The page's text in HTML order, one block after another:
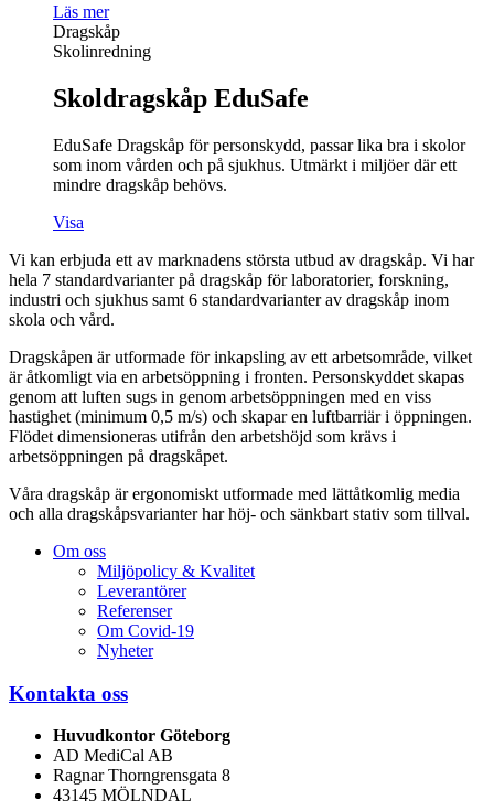
Läs mer
Dragskåp
Skolinredning
Skoldragskåp EduSafe
EduSafe Dragskåp för personskydd, passar lika bra i skolor
som inom vården och på sjukhus. Utmärkt i miljöer där ett
mindre dragskåp behövs.
Visa
Vi kan erbjuda ett av marknadens största utbud av dragskåp. Vi har
hela 7 standardvarianter på dragskåp för laboratorier, forskning,
industri och sjukhus samt 6 standardvarianter av dragskåp inom
skola och vård.
Dragskåpen är utformade för inkapsling av ett arbetsområde, vilket
är åtkomligt via en arbetsöppning i fronten. Personskyddet skapas
genom att luften sugs in genom arbetsöppningen med en viss
hastighet (minimum 0,5 m/s) och skapar en luftbarriär i öppningen.
Flödet dimensioneras utifrån den arbetshöjd som krävs i
arbetsöppningen på dragskåpet.
Våra dragskåp är ergonomiskt utformade med lättåtkomlig media
och alla dragskåpsvarianter har höj- och sänkbart stativ som tillval.
Om oss
Miljöpolicy & Kvalitet
Leverantörer
Referenser
Om Covid-19
Nyheter
Kontakta oss
Huvudkontor Göteborg
AD MediCal AB
Ragnar Thorngrensgata 8
43145 MÖLNDAL